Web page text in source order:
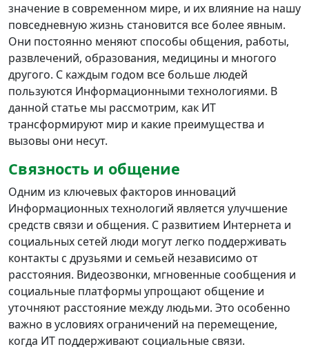
значение в современном мире, и их влияние на нашу
повседневную жизнь становится все более явным.
Они постоянно меняют способы общения, работы,
развлечений, образования, медицины и многого
другого. С каждым годом все больше людей
пользуются Информационными технологиями. В
данной статье мы рассмотрим, как ИТ
трансформируют мир и какие преимущества и
вызовы они несут.
Связность и общение
Одним из ключевых факторов инноваций
Информационных технологий является улучшение
средств связи и общения. С развитием Интернета и
социальных сетей люди могут легко поддерживать
контакты с друзьями и семьей независимо от
расстояния. Видеозвонки, мгновенные сообщения и
социальные платформы упрощают общение и
уточняют расстояние между людьми. Это особенно
важно в условиях ограничений на перемещение,
когда ИТ поддерживают социальные связи.